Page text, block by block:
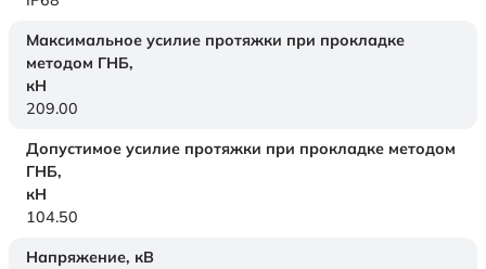
Максимальное усилие протяжки при прокладке
методом ГНБ,
кН
209.00
Допустимое усилие протяжки при прокладке методом
ГНБ,
кН
104.50
Напряжение, кВ